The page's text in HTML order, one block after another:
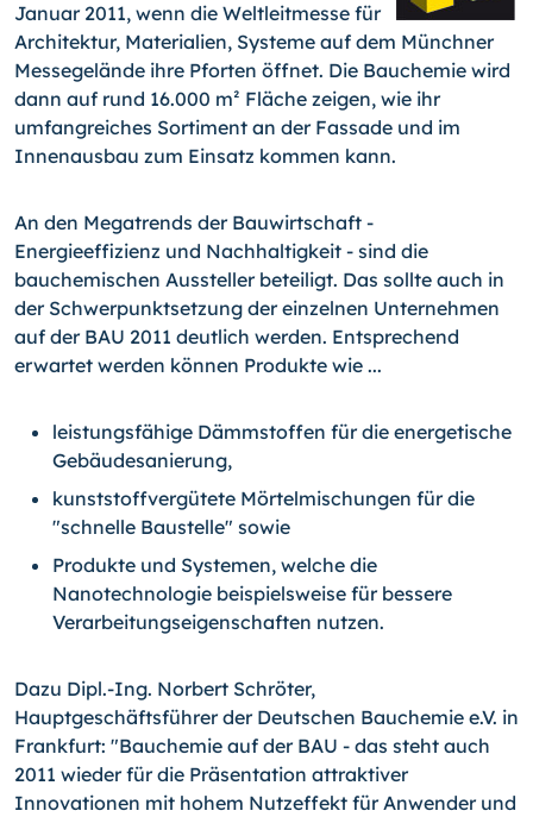
Januar 2011, wenn die Weltleitmesse für
Architektur, Materialien, Systeme auf dem Münchner
Messegelände ihre Pforten öffnet. Die Bauchemie wird
dann auf rund 16.000 m² Fläche zeigen, wie ihr
umfangreiches Sortiment an der Fassade und im
Innenausbau zum Einsatz kommen kann.
An den Megatrends der Bauwirtschaft -
Energieeffizienz und Nachhaltigkeit - sind die
bauchemischen Aussteller beteiligt. Das sollte auch in
der Schwerpunktsetzung der einzelnen Unternehmen
auf der BAU 2011 deutlich werden. Entsprechend
erwartet werden können Produkte wie ...
leistungsfähige Dämmstoffen für die energetische
Gebäudesanierung,
kunststoffvergütete Mörtelmischungen für die
"schnelle Baustelle" sowie
Produkte und Systemen, welche die
Nanotechnologie beispielsweise für bessere
Verarbeitungseigenschaften nutzen.
Dazu Dipl.-Ing. Norbert Schröter,
Hauptgeschäftsführer der Deutschen Bauchemie e.V. in
Frankfurt: "Bauchemie auf der BAU - das steht auch
2011 wieder für die Präsentation attraktiver
Innovationen mit hohem Nutzeffekt für Anwender und